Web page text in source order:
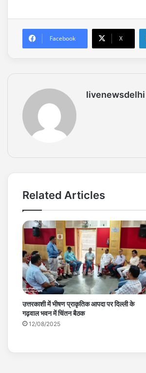
Facebook X
livenewsdelhi
Related Articles
उत्तरकाशी में भीषण प्राकृतिक आपदा पर दिल्ली के
गढ़वाल भवन में चिंतन बैठक
12/08/2025